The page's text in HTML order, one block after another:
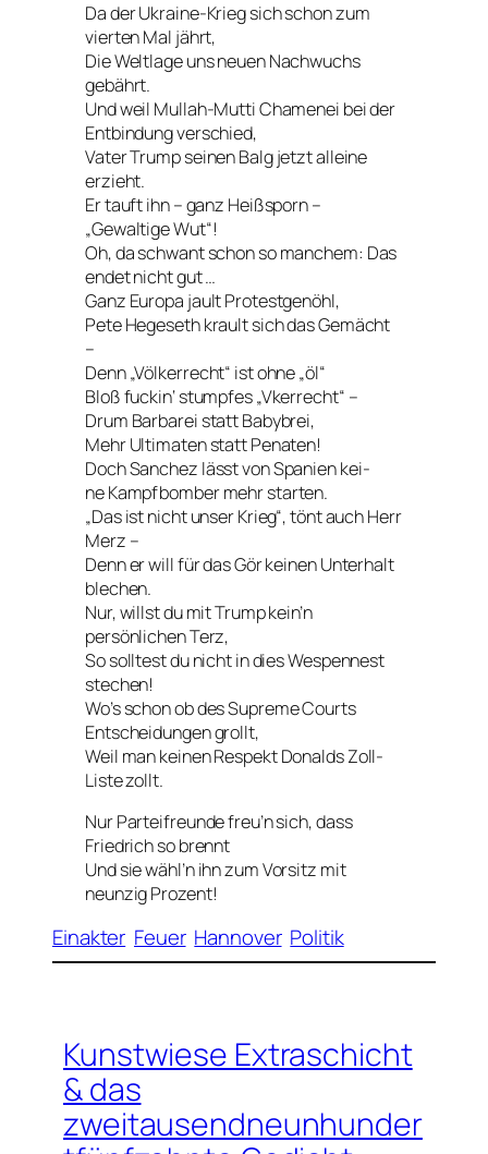
Da der Ukraine-Krieg sich schon zum
vierten Mal jährt,
Die Weltlage uns neuen Nachwuchs
gebährt.
Und weil Mullah-Mutti Chamenei bei der
Entbindung verschied,
Vater Trump seinen Balg jetzt alleine
erzieht.
Er tauft ihn – ganz Heißsporn –
„Gewaltige Wut“!
Oh, da schwant schon so manchem: Das
endet nicht gut …
Ganz Europa jault Protestgenöhl,
Pete Hegeseth krault sich das Gemächt
–
Denn „Völkerrecht“ ist ohne „öl“
Bloß fuckin‘ stumpfes „Vkerrecht“ –
Drum Barbarei statt Babybrei,
Mehr Ultimaten statt Penaten!
Doch Sanchez lässt von Spanien kei-
ne Kampfbomber mehr starten.
„Das ist nicht unser Krieg“, tönt auch Herr
Merz –
Denn er will für das Gör keinen Unterhalt
blechen.
Nur, willst du mit Trump kein’n
persönlichen Terz,
So solltest du nicht in dies Wespennest
stechen!
Wo’s schon ob des Supreme Courts
Entscheidungen grollt,
Weil man keinen Respekt Donalds Zoll-
Liste zollt.
Nur Parteifreunde freu’n sich, dass
Friedrich so brennt
Und sie wähl’n ihn zum Vorsitz mit
neunzig Prozent!
Einakter Feuer Hannover Politik
Kunstwiese Extraschicht
& das
zweitausendneunhunder